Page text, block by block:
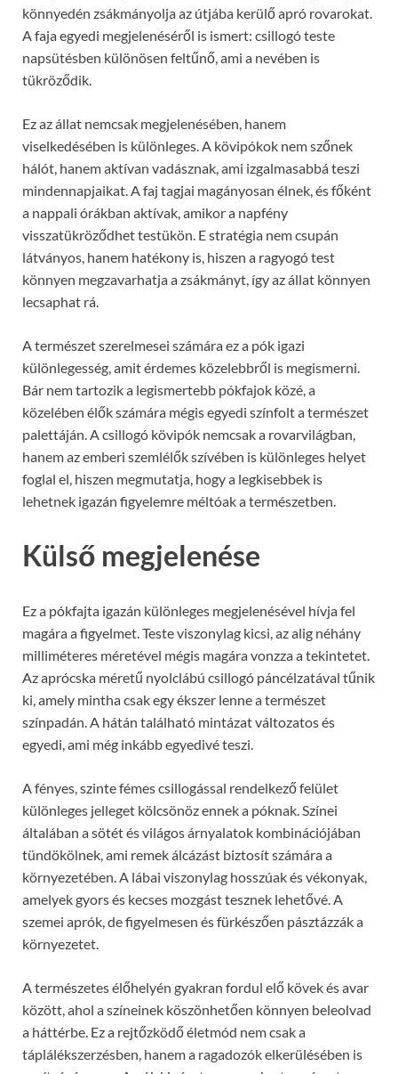
könnyedén zsákmányolja az útjába kerülő apró rovarokat.
A faja egyedi megjelenéséről is ismert: csillogó teste
napsütésben különösen feltűnő, ami a nevében is
tükröződik.
Ez az állat nemcsak megjelenésében, hanem
viselkedésében is különleges. A kövipókok nem szőnek
hálót, hanem aktívan vadásznak, ami izgalmasabbá teszi
mindennapjaikat. A faj tagjai magányosan élnek, és főként
a nappali órákban aktívak, amikor a napfény
visszatükröződhet testükön. E stratégia nem csupán
látványos, hanem hatékony is, hiszen a ragyogó test
könnyen megzavarhatja a zsákmányt, így az állat könnyen
lecsaphat rá.
A természet szerelmesei számára ez a pók igazi
különlegesség, amit érdemes közelebbről is megismerni.
Bár nem tartozik a legismertebb pókfajok közé, a
közelében élők számára mégis egyedi színfolt a természet
palettáján. A csillogó kövipók nemcsak a rovarvilágban,
hanem az emberi szemlélők szívében is különleges helyet
foglal el, hiszen megmutatja, hogy a legkisebbek is
lehetnek igazán figyelemre méltóak a természetben.
Külső megjelenése
Ez a pókfajta igazán különleges megjelenésével hívja fel
magára a figyelmet. Teste viszonylag kicsi, az alig néhány
milliméteres méretével mégis magára vonzza a tekintetet.
Az aprócska méretű nyolclábú csillogó páncélzatával tűnik
ki, amely mintha csak egy ékszer lenne a természet
színpadán. A hátán található mintázat változatos és
egyedi, ami még inkább egyedivé teszi.
A fényes, szinte fémes csillogással rendelkező felület
különleges jelleget kölcsönöz ennek a póknak. Színei
általában a sötét és világos árnyalatok kombinációjában
tündökölnek, ami remek álcázást biztosít számára a
környezetében. A lábai viszonylag hosszúak és vékonyak,
amelyek gyors és kecses mozgást tesznek lehetővé. A
szemei aprók, de figyelmesen és fürkészően pásztázzák a
környezetet.
A természetes élőhelyén gyakran fordul elő kövek és avar
között, ahol a színeinek köszönhetően könnyen beleolvad
a háttérbe. Ez a rejtőzködő életmód nem csak a
táplálékszerzésben, hanem a ragadozók elkerülésében is